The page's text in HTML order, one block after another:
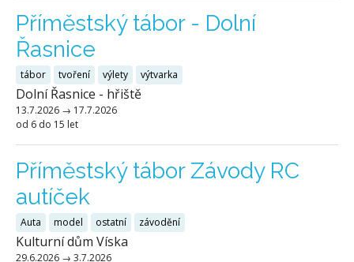
Příměstský tábor - Dolní
Řasnice
tábor tvoření výlety výtvarka
Dolní Řasnice - hřiště
13.7.2026 → 17.7.2026
od 6 do 15 let
Příměstský tábor Závody RC
autíček
Auta model ostatní závodění
Kulturní dům Víska
29.6.2026 → 3.7.2026